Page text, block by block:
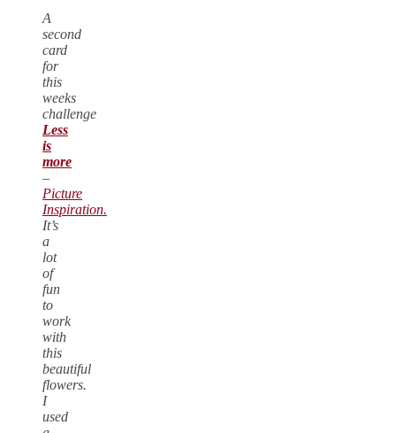
A
second
card
for
this
weeks
challenge
Less
is
more
–
Picture
Inspiration.
It’s
a
lot
of
fun
to
work
with
this
beautiful
flowers.
I
used